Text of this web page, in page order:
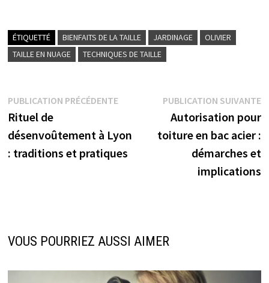
ÉTIQUETTÉ BIENFAITS DE LA TAILLE JARDINAGE
OLIVIER
TAILLE EN NUAGE
TECHNIQUES DE TAILLE
Navigation
de
l’article
PUBLICATION PRÉCÉDENTEPublication
précédente :
Rituel de
désenvoûtement à Lyon
: traditions et pratiques
PUBLICATION SUIVANTE
Autorisation pour
toiture en bac acier :
démarches et
implications
VOUS POURRIEZ AUSSI AIMER